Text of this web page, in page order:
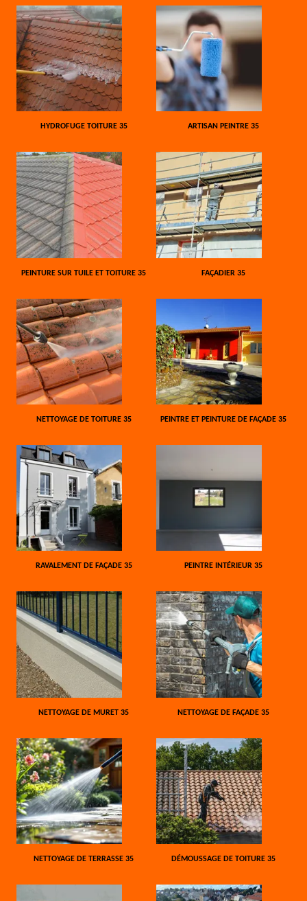
HYDROFUGE TOITURE 35 ARTISAN PEINTRE 35
PEINTURE SUR TUILE ET TOITURE 35 FAÇADIER 35
NETTOYAGE DE TOITURE 35 PEINTRE ET PEINTURE DE FAÇADE 35
RAVALEMENT DE FAÇADE 35 PEINTRE INTÉRIEUR 35
NETTOYAGE DE MURET 35 NETTOYAGE DE FAÇADE 35
NETTOYAGE DE TERRASSE 35 DÉMOUSSAGE DE TOITURE 35